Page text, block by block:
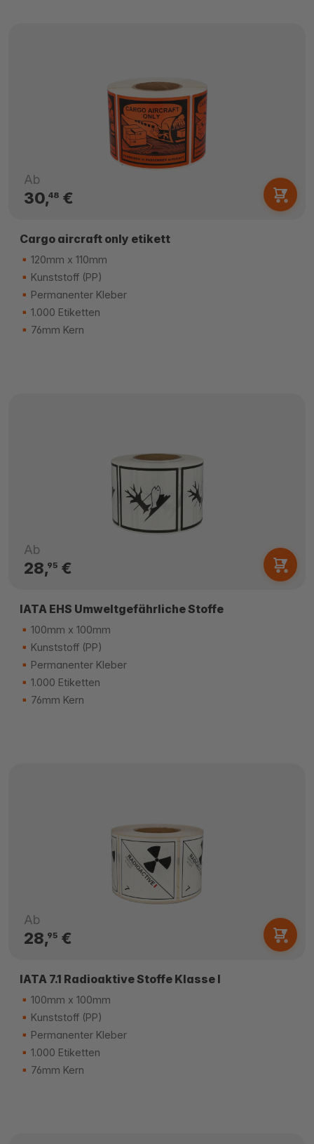
Ab
30,48€
Cargo aircraft only etikett
120mm x 110mm
Kunststoff (PP)
Permanenter Kleber
1.000 Etiketten
76mm Kern
Ab
28,95€
IATA EHS Umweltgefährliche Stoffe
100mm x 100mm
Kunststoff (PP)
Permanenter Kleber
1.000 Etiketten
76mm Kern
Ab
28,95€
IATA 7.1 Radioaktive Stoffe Klasse I
100mm x 100mm
Kunststoff (PP)
Permanenter Kleber
1.000 Etiketten
76mm Kern